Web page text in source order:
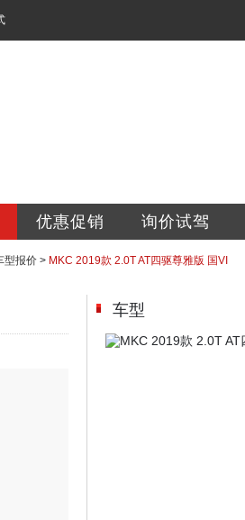
优惠促销 询价试驾
型报价 > MKC 2019款 2.0T AT四驱尊雅版 国VI
车型